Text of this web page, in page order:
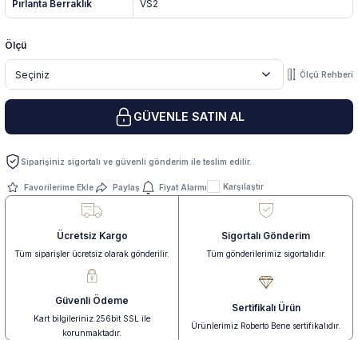
Pırlanta Berraklık VS2
Ölçü
Ölçü Rehberi
GÜVENLE SATIN AL
Siparişiniz sigortalı ve güvenli gönderim ile teslim edilir.
Paylaş Fiyat Alarmı Karşılaştır
Ücretsiz Kargo
Tüm siparişler ücretsiz olarak gönderilir.
Sigortalı Gönderim
Tüm gönderilerimiz sigortalıdır.
Güvenli Ödeme
Kart bilgileriniz 256bit SSL ile
korunmaktadır.
Sertifikalı Ürün
Ürünlerimiz Roberto Bene sertifikalıdır.